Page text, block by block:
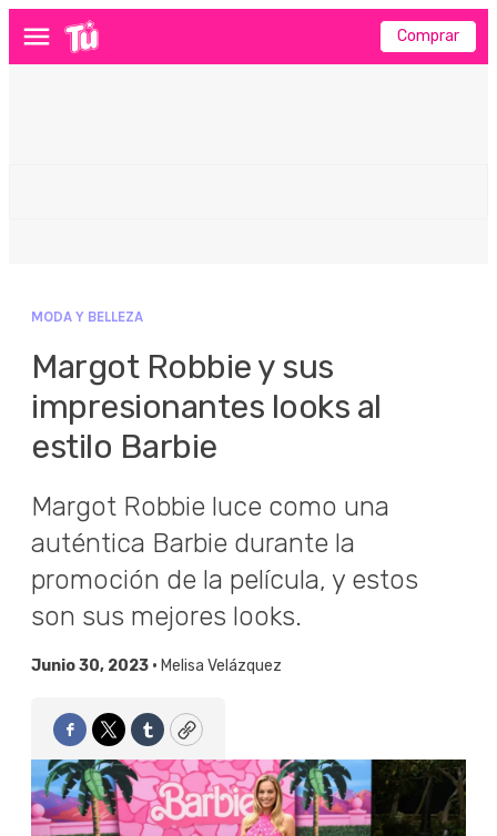
Menú Comprar
MODA Y BELLEZA
Margot Robbie y sus
impresionantes looks al
estilo Barbie
Margot Robbie luce como una
auténtica Barbie durante la
promoción de la película, y estos
son sus mejores looks.
Junio 30, 2023 • Melisa Velázquez
Facebook
TwitterTumblrCopy